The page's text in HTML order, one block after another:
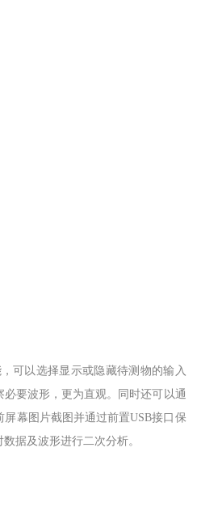
可以选择显示或隐藏待测物的输入
要波形，更为直观。同时还可以通
幕图片截图并通过前置USB接口保
据及波形进行二次分析。